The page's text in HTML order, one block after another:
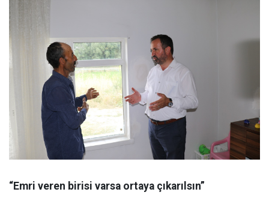
“Emri veren birisi varsa ortaya çıkarılsın”